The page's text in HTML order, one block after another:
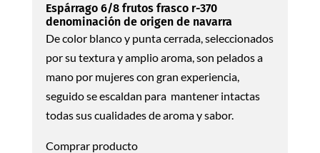
Espárrago 6/8 frutos frasco r-370
denominación de origen de navarra
De color blanco y punta cerrada, seleccionados
por su textura y amplio aroma, son pelados a
mano por mujeres con gran experiencia,
seguido se escaldan para mantener intactas
todas sus cualidades de aroma y sabor.
Comprar producto